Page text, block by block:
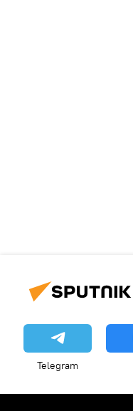
Telegram